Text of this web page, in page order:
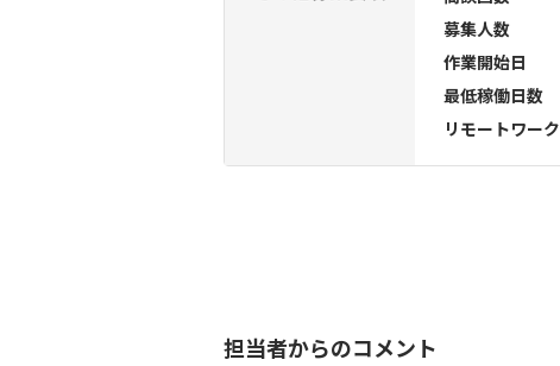
募集人数
作業開始日
最低稼働日数
リモートワーク
担当者からのコメント